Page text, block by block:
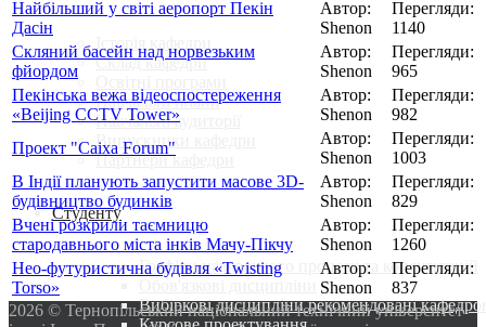
Історія кафедри
Склад кафедри
Навчальні плани
Навчальні аудиторії
Випускники кафедри
Партнери кафедри
Студенту
Графіки навчального процесу та консультацій
Вибіркові дисципліни рекомендовані
Найбільший у світі аеропорт Пекін
Дасін
Автор:
Shenon
Перегляди:
1140
Скляний басейн над норвезьким
фйордом
Автор:
Shenon
Перегляди:
965
Пекінська вежа відеоспостереження
«Beijing CCTV Tower»
Автор:
Shenon
Перегляди:
982
Проект "Caixa Forum"
Автор:
Shenon
Перегляди:
1003
В Індії планують запустити масове 3D-
будівництво будинків
Автор:
Shenon
Перегляди:
829
Вчені розкрили таємницю
стародавнього міста інків Мачу-Пікчу
Автор:
Shenon
Перегляди:
1260
Нео-футуристична будівля «Twisting
Torso»
Автор:
Shenon
Перегляди:
837
2026 © Тернопільський національний технічний університет